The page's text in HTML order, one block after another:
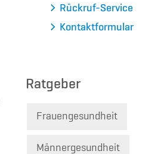
Rückruf-Service
Kontaktformular
Ratgeber
Frauengesundheit
Männergesundheit